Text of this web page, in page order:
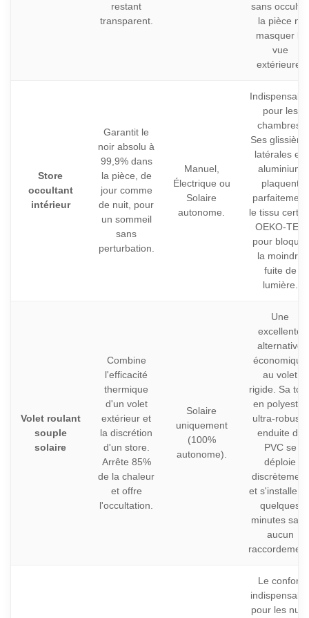
restant
transparent.
sans occulter
la pièce ni
masquer la
vue
extérieure.
Store
occultant
intérieur
Garantit le
noir absolu à
99,9% dans
la pièce, de
jour comme
de nuit, pour
un sommeil
sans
perturbation.
Manuel,
Électrique ou
Solaire
autonome.
pour les
chambres.
Ses
latérales en
aluminium
plaquent
parfaitement
le tissu
OEKO-TEX
pour bloquer
la moindre
fuite de
lumière.
Volet roulant
souple
solaire
Combine
l'efficacité
thermique
d'un volet
extérieur et
la discrétion
d'un store.
Arrête 85%
de la chaleur
et offre
l'occultation.
Solaire
uniquement
(100%
autonome).
Une
excellente
alternative
économique
au volet
rigide. Sa
en polyester
ultra-robuste
enduite de
PVC se
déploie
discrètement
et s'installe
quelques
minutes sans
aucun
Le confort
pour les nuits